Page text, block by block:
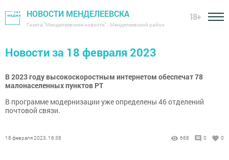
НОВОСТИ МЕНДЕЛЕЕВСКА
Газета "Менделеевские новости" - Менделеевский район
18+
Новости за 18 февраля 2023
В 2023 году высокоскоростным интернетом обеспечат 78
малонаселенных пунктов РТ
В программе модернизации уже определены 46 отделений
почтовой связи.
18 февраля 2023, 16:38 668 0 0